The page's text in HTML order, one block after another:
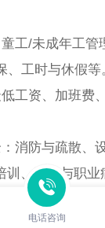
工/未成年工管
工时与休假等
工资、加班费
消防与疏散、
、工伤与职业
施：宿舍、食
电话咨询